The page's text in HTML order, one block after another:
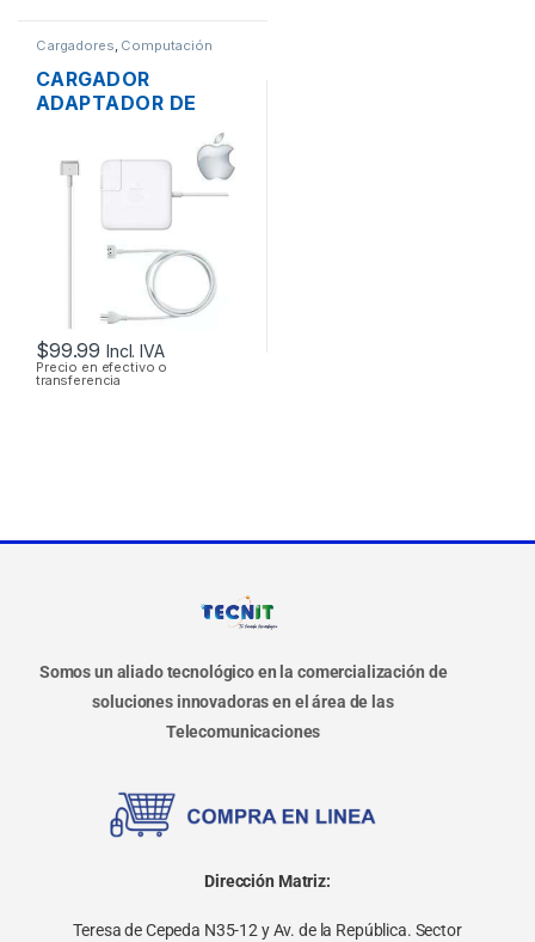
Cargadores Computación
CARGADOR
ADAPTADOR DE
LAPTOP MAC APPLE
MAGSAFE 2 16.5V
ORIGINAL + CABLE
DE PODER
$99.99 Incl. IVA
Precio en efectivo o
transferencia
Somos un aliado tecnológico en la comercialización de
soluciones innovadoras en el área de las
Telecomunicaciones
Dirección Matriz:
Teresa de Cepeda N35-12 y Av. de la República. Sector